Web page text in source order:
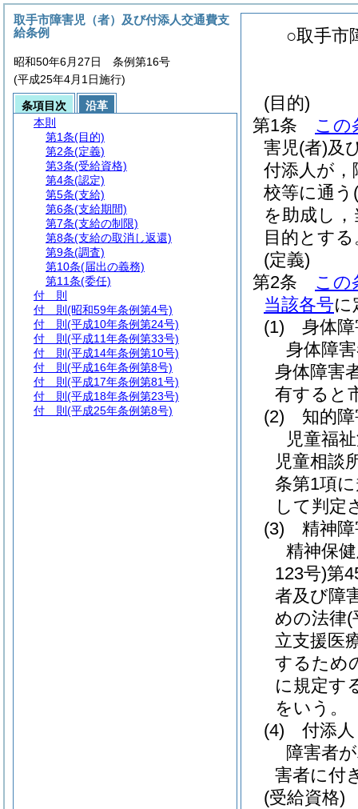
○取手市
(目的)
第1条
この
害児(者)及
付添人が，
校等に通う
を助成し
目的とする
(定義)
第2条
この
当該各号に
(1)
身体
身体障
身体障害
有すると
(2)
知的
児童福
児童相談
条第1項
して判定
(3)
精神
精神保
123号)第
者及び障
めの法律(
立支援医
するため
に規定す
をいう。
(4)
付添人
障害者
害者に付
(受給資格)
取手市障害児（者）及び付添人交通費支
給条例
昭和50年6月27日 条例第16号
(平成25年4月1日施行)
条項目次
沿革
本則
第1条(目的)
第2条(定義)
第3条(受給資格)
第4条(認定)
第5条(支給)
第6条(支給期間)
第7条(支給の制限)
第8条(支給の取消し返還)
第9条(調査)
第10条(届出の義務)
第11条(委任)
付 則
付 則 (昭和59年条例第4号)
付 則 (平成10年条例第24号)
付 則 (平成11年条例第33号)
付 則 (平成14年条例第10号)
付 則 (平成16年条例第8号)
付 則 (平成17年条例第81号)
付 則 (平成18年条例第23号)
付 則 (平成25年条例第8号)